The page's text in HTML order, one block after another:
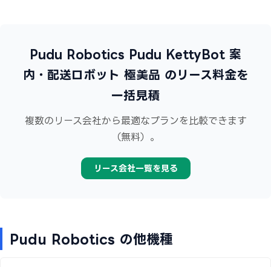
Pudu Robotics Pudu KettyBot 案
内・配送ロボット 極美品 のリース料金を
一括見積
複数のリース会社から最適なプランを比較できます
（無料）。
リース会社一覧を見る
Pudu Robotics の他機種